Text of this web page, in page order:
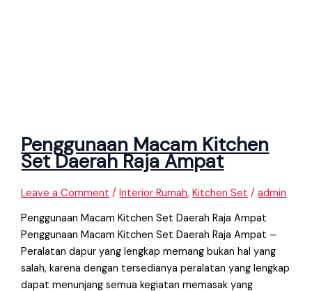
Penggunaan Macam Kitchen
Set Daerah Raja Ampat
Leave a Comment /Interior Rumah,Kitchen Set /admin
Penggunaan Macam Kitchen Set Daerah Raja Ampat
Penggunaan Macam Kitchen Set Daerah Raja Ampat –
Peralatan dapur yang lengkap memang bukan hal yang
salah, karena dengan tersedianya peralatan yang lengkap
dapat menunjang semua kegiatan memasak yang